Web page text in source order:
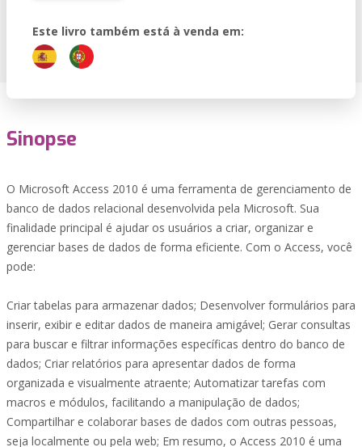
Este livro também está à venda em:
Sinopse
O Microsoft Access 2010 é uma ferramenta de gerenciamento de
banco de dados relacional desenvolvida pela Microsoft. Sua
finalidade principal é ajudar os usuários a criar, organizar e
gerenciar bases de dados de forma eficiente. Com o Access, você
pode:
Criar tabelas para armazenar dados; Desenvolver formulários para
inserir, exibir e editar dados de maneira amigável; Gerar consultas
para buscar e filtrar informações específicas dentro do banco de
dados; Criar relatórios para apresentar dados de forma
organizada e visualmente atraente; Automatizar tarefas com
macros e módulos, facilitando a manipulação de dados;
Compartilhar e colaborar bases de dados com outras pessoas,
seja localmente ou pela web; Em resumo, o Access 2010 é uma